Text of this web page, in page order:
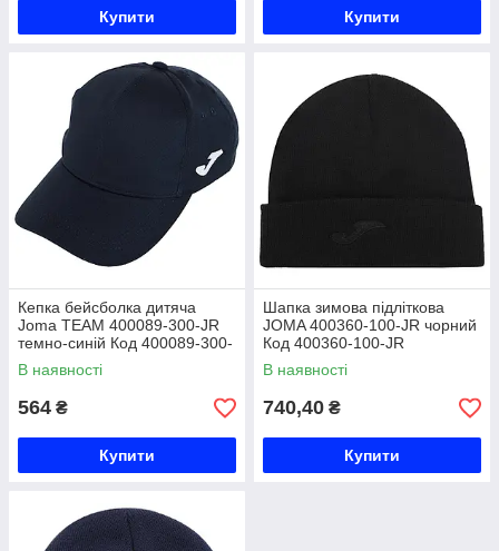
Купити Купити
Кепка бейсболка дитяча
Joma TEAM 400089-300-JR
темно-синій Код 400089-300-
JR
В наявності
564 ₴
Купити
Шапка зимова підліткова
JOMA 400360-100-JR чорний
Код 400360-100-JR
В наявності
740,40 ₴
Купити